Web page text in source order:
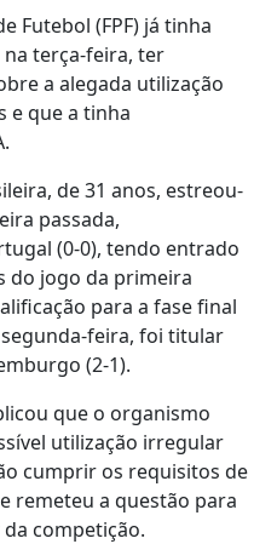
Futebol (FPF) já tinha
na terça-feira, ter
a alegada utilização
e que a tinha
de 31 anos, estreou-
passada,
(0-0), tendo entrado
do jogo da primeira
para a fase final
feira, foi titular
(2-1).
que o organismo
utilização irregular
cumprir os requisitos de
remeteu a questão para
competição.